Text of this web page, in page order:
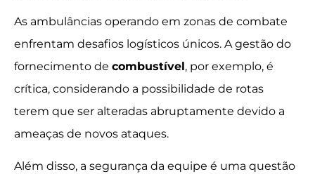
As ambulâncias operando em zonas de combate
enfrentam desafios logísticos únicos. A gestão do
fornecimento de combustível, por exemplo, é
crítica, considerando a possibilidade de rotas
terem que ser alteradas abruptamente devido a
ameaças de novos ataques.
Além disso, a segurança da equipe é uma questão